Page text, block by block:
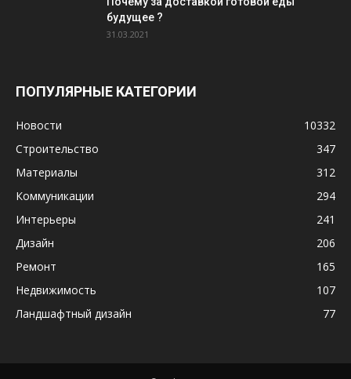
будущее ?
31.03.2021
ПОПУЛЯРНЫЕ КАТЕГОРИИ
Новости
10332
Строительство
347
Материалы
312
Коммуникации
294
Интерьеры
241
Дизайн
206
Ремонт
165
Недвижимость
107
Ландшафтный дизайн
77